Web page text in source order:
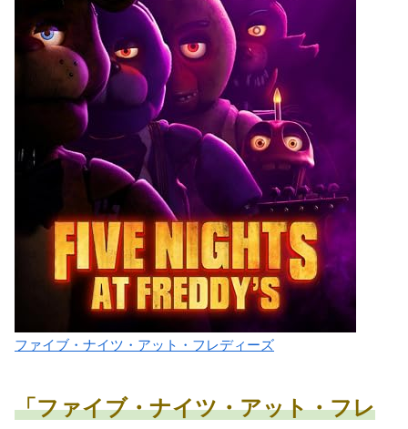
ファイブ・ナイツ・アット・フレディーズ
「ファイブ・ナイツ・アット・フレ